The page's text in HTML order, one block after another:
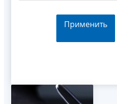
Применить